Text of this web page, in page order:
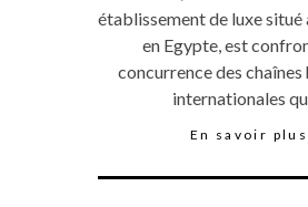
établissement de luxe situé
en Egypte, est
concurrence des
internationales
En savoir plus